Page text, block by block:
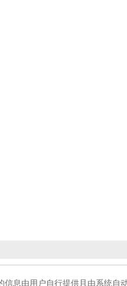
信息由用户自行提供且由系统